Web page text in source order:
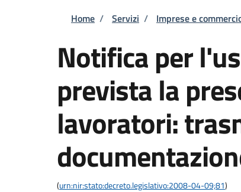
Briciole di pane
Home / Servizi / Imprese e
Notifica per
prevista la
lavoratori:
(urn:nir:stato:decreto.legislativo:2008-04-09;81)